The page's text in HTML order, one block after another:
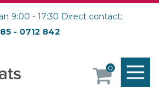
9:00 - 17:30 Direct contact:
- 0712 842
0